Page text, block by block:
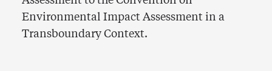
Environmental Impact Assessment in a
Transboundary Context.